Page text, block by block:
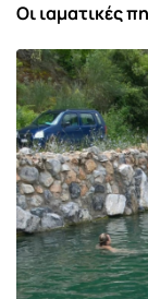
Οι ιαματικές